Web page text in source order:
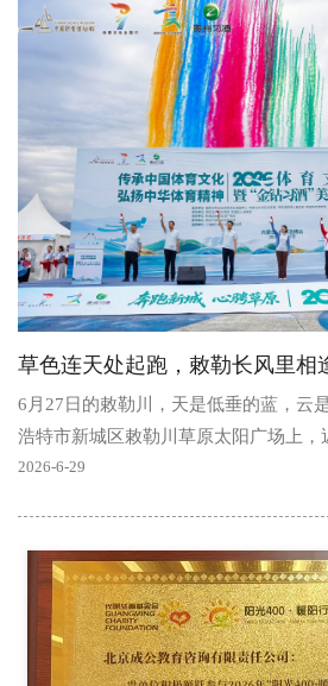
6月27日的敕勒川，天是低垂的蓝，云
浩特市新城区敕勒川草原太阳广场上，
起跑线前——有人把外套搭在臂弯里，
2026-6-29